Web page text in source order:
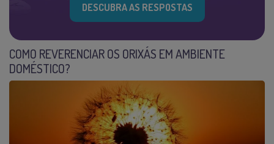
DESCUBRA AS RESPOSTAS
COMO REVERENCIAR OS ORIXÁS EM AMBIENTE
DOMÉSTICO?